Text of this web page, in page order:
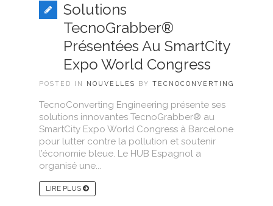
Solutions
TecnoGrabber®
Présentées Au SmartCity
Expo World Congress
POSTED IN NOUVELLES BY TECNOCONVERTING
TecnoConverting Engineering présente ses
solutions innovantes TecnoGrabber® au
SmartCity Expo World Congress à Barcelone
pour lutter contre la pollution et soutenir
l’économie bleue. Le HUB Espagnol a
organisé une...
LIRE PLUS